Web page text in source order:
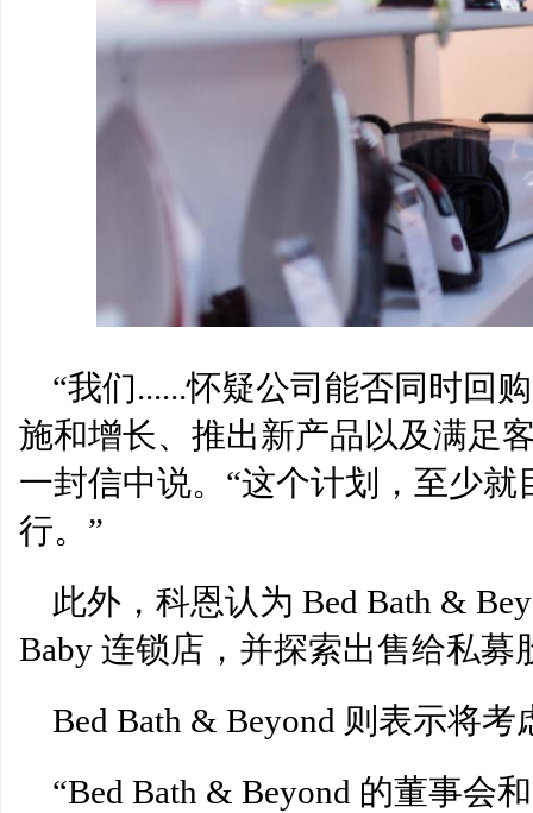
“我们......怀疑公司能否同时回
施和增长、推出新产品以及满足
一封信中说。“这个计划，至少
行。”
此外，科恩认为 Bed Bath &
Baby 连锁店，并探索出售给私募
Bed Bath & Beyond 则表示将
“Bed Bath & Beyond 的董事会